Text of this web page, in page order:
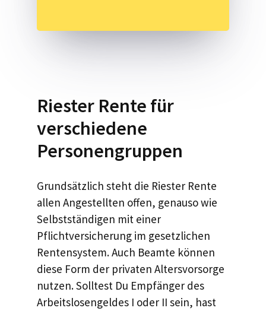
Riester Rente für
verschiedene
Personengruppen
Grundsätzlich steht die Riester Rente
allen Angestellten offen, genauso wie
Selbstständigen mit einer
Pflichtversicherung im gesetzlichen
Rentensystem. Auch Beamte können
diese Form der privaten Altersvorsorge
nutzen. Solltest Du Empfänger des
Arbeitslosengeldes I oder II sein, hast